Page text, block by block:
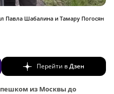
Павла Шабалина и Тамару Погосян
Перейти вДзен
пешком из Москвы до